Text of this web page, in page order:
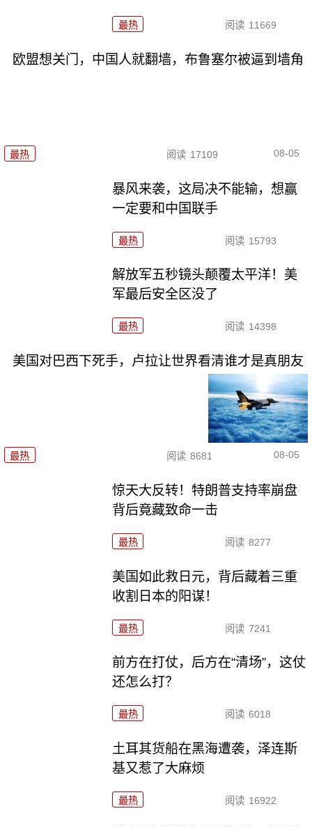
最热 阅读 11669
欧盟想关门，中国人就翻墙，布鲁塞尔被逼到墙角
最热 阅读 17109 08-05
暴风来袭，这局决不能输，想赢
一定要和中国联手
最热 阅读 15793
解放军五秒镜头颠覆太平洋！美
军最后安全区没了
最热 阅读 14398
美国对巴西下死手，卢拉让世界看清谁才是真朋友
最热 阅读 8681 08-05
惊天大反转！特朗普支持率崩盘
背后竟藏致命一击
最热 阅读 8277
美国如此救日元，背后藏着三重
收割日本的阳谋！
最热 阅读 7241
前方在打仗，后方在“清场”，这仗
还怎么打？
最热 阅读 6018
土耳其货船在黑海遭袭，泽连斯
基又惹了大麻烦
最热 阅读 16922